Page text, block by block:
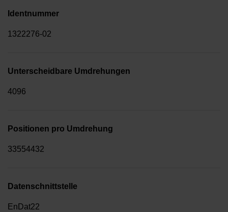
Identnummer
1322276-02
Unterscheidbare Umdrehungen
4096
Positionen pro Umdrehung
33554432
Datenschnittstelle
EnDat22